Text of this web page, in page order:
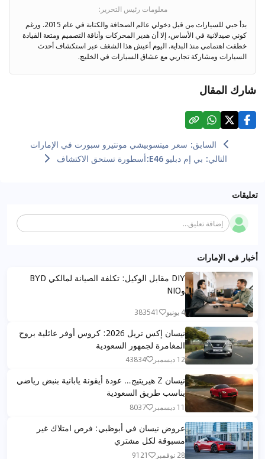
معلومات رئيس التحرير :
بدأ حبي للسيارات من قبل دخولي عالم الصحافة والكتابة في عام 2015. ورغم
كوني صيدلانية في الأساس، إلا أن هدير المحركات وأناقة التصميم ومتعة القيادة
خطفت اهتمامي منذ البداية. اليوم أعيش هذا الشغف عبر استكشاف أحدث
السيارات ومشاركة تجاربي مع عشاق السيارات في الخليج.
شارك المقال
السابق: سعر ميتسوبيشي مونتيرو سبورت في الإمارات
التالي: بي إم دبليو E46:أسطورة تستحق الاكتشاف
تعليقات
إضافة تعليق...
أخبار في الإمارات
DIY مقابل الوكيل: تكلفة الصيانة لمالكي BYD
وNIO
4 يونيو 383541
نيسان إكس تريل 2026: كروس أوفر عائلية بروح
المغامرة لجمهور السعودية
12 ديسمبر 43834
نيسان Z هيريتيج… عودة أيقونة يابانية بنبض رياضي
يناسب طريق السعودية
11 ديسمبر 8037
عروض نيسان في أبوظبي: فرص امتلاك غير
مسبوقة لكل مشتري
28 نوفمبر 9121